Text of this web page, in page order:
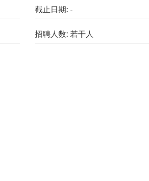
截止日期: -
招聘人数: 若干人